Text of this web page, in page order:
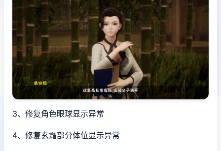
3、修复角色眼球显示异常
4、修复玄霜部分体位显示异常